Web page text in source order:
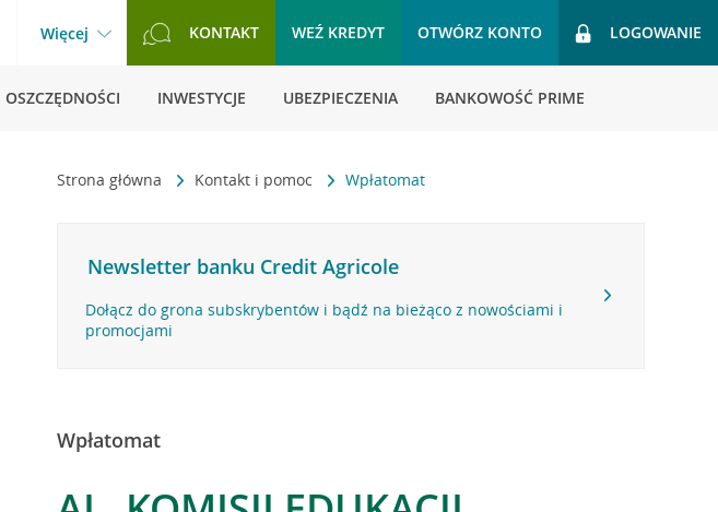
Więcej KONTAKT WEŹ KREDYT OTWÓRZ KONTO LOGOWANIE
OSZCZĘDNOŚCI INWESTYCJE UBEZPIECZENIA BANKOWOŚĆ PRIME
Strona główna Kontakt i pomoc Wpłatomat
Newsletter banku Credit Agricole
Dołącz do grona subskrybentów i bądź na bieżąco z nowościami i
promocjami
Wpłatomat